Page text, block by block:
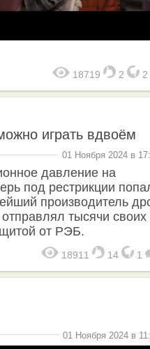
18719 2 2
играть вдвоём
01 Ноября 2024 в
давление на
под рестрикции
производитель
тысячи своих
от РЭБ.
18911 14 1
01 Ноября 2024 в